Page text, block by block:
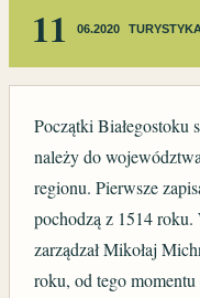
11 06.2020
Początki
należy do
regionu. Pierwsze
pochodzą z 1514
zarządzał Mikołaj
roku, od tego momentu